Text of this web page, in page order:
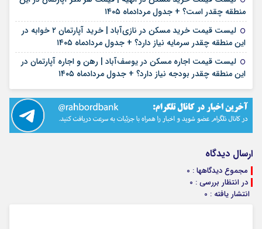
منطقه چقدر است؟ + جدول مردادماه ۱۴۰۵
لیست قیمت خرید مسکن در نازی‌آباد | خرید آپارتمان ۲ خوابه در
این منطقه چقدر سرمایه نیاز دارد؟ + جدول مردادماه ۱۴۰۵
لیست قیمت اجاره مسکن در یوسف‌آباد | رهن و اجاره آپارتمان در
این منطقه چقدر بودجه نیاز دارد؟ + جدول مردادماه ۱۴۰۵
ارسال دیدگاه
مجموع دیدگاهها : 0
در انتظار بررسی : 0
انتشار یافته : 0